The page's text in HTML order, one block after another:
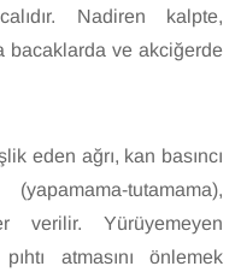
Nadiren kalpte,
bacaklarda ve akciğerde
eden ağrı, kan basıncı
tutamama),
verilir. Yürüyemeyen
atmasını önlemek